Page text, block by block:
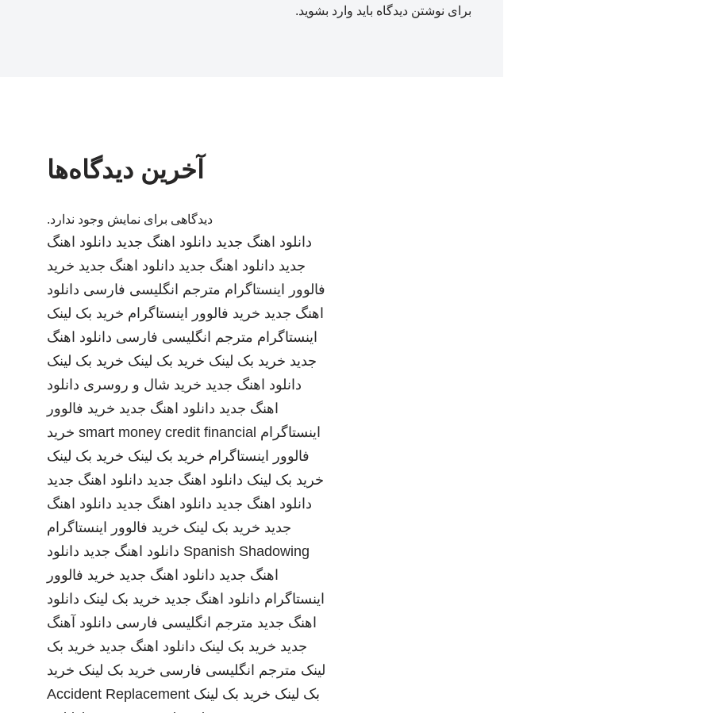
برای نوشتن دیدگاه باید وارد بشوید.
آخرین دیدگاه‌ها
دیدگاهی برای نمایش وجود ندارد.
دانلود اهنگ جدید دانلود اهنگ جدید دانلود اهنگ
جدید دانلود اهنگ جدید دانلود اهنگ جدید خرید
فالوور اینستاگرام مترجم انگلیسی فارسی دانلود
اهنگ جدید خرید فالوور اینستاگرام خرید بک لینک
اینستاگرام مترجم انگلیسی فارسی دانلود اهنگ
جدید خرید بک لینک خرید بک لینک خرید بک لینک
دانلود اهنگ جدید خرید شال و روسری دانلود
اهنگ جدید دانلود اهنگ جدید خرید فالوور
اینستاگرام smart money credit financial خرید
فالوور اینستاگرام خرید بک لینک خرید بک لینک
خرید بک لینک دانلود اهنگ جدید دانلود اهنگ جدید
دانلود اهنگ جدید دانلود اهنگ جدید دانلود اهنگ
جدید خرید بک لینک خرید فالوور اینستاگرام
Spanish Shadowing دانلود اهنگ جدید دانلود
اهنگ جدید دانلود اهنگ جدید خرید فالوور
اینستاگرام دانلود اهنگ جدید خرید بک لینک دانلود
اهنگ جدید مترجم انگلیسی فارسی دانلود آهنگ
جدید خرید بک لینک دانلود اهنگ جدید خرید بک
لینک مترجم انگلیسی فارسی خرید بک لینک خرید
بک لینک خرید بک لینک Accident Replacement